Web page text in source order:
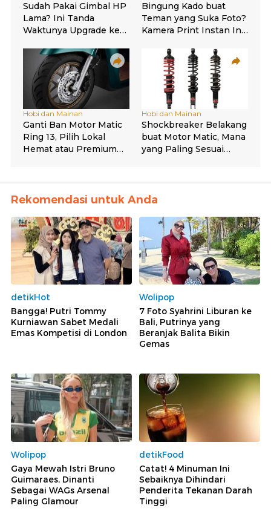
Rekomendasi untuk Anda
detikHot
Bangga! Putri Tommy
Kurniawan Sabet Medali
Emas Kompetisi di London
Wolipop
7 Foto Syahrini Liburan ke
Bali, Putrinya yang
Beranjak Balita Bikin
Gemas
Wolipop
Gaya Mewah Istri Bruno
Guimaraes, Dinanti
Sebagai WAGs Arsenal
Paling Glamour
detikFood
Catat! 4 Minuman Ini
Sebaiknya Dihindari
Penderita Tekanan Darah
Tinggi